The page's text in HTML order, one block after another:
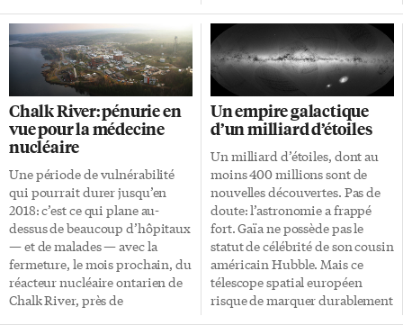
Vérificateur général de New
York concluait à l’absence de
lien mesurable entre une
réduction de la criminalité et la
politique poursuivie depuis
deux décennies par la police —
arrestations pour des délits
mineurs tels qu’uriner en
public ou marcher en état
d’ébriété. Les policiers ont
contesté les conclusions, mais il
se pourrait qu’ils doivent […]
ses portes, jusqu’à ce qu’ait été
trouvée une mystérieuse faille
de sécurité apparemment
utilisée par un hacker pendant
quatre jours. Or, Eurekalert est
un guichet unique pour les
communiqués de presse des
universités, organismes et
autres institutions de science.
C’est un outil pratique pour les
journalistes scientifiques, mais
qui possède une particularité
méconnue du grand public: […]
Chalk River: pénurie en
vue pour la médecine
nucléaire
Une période de vulnérabilité
qui pourrait durer jusqu’en
2018: c’est ce qui plane au-
dessus de beaucoup d’hôpitaux
— et de malades — avec la
fermeture, le mois prochain, du
réacteur nucléaire ontarien de
Chalk River, près de
Un empire galactique
d’un milliard d’étoiles
Un milliard d’étoiles, dont au
moins 400 millions sont de
nouvelles découvertes. Pas de
doute: l’astronomie a frappé
fort. Gaïa ne possède pas le
statut de célébrité de son cousin
américain Hubble. Mais ce
télescope spatial européen
risque de marquer durablement